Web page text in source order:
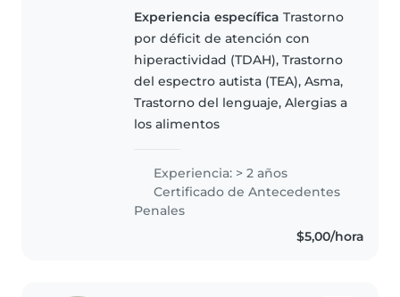
Como licenciada en Ciencias de
la Educación, he logrado
comprender profundamente las
etapas de la infancia y su
importancia..
Experiencia específica Trastorno
por déficit de atención con
hiperactividad (TDAH), Trastorno
del espectro autista (TEA), Asma,
Trastorno del lenguaje, Alergias a
los alimentos
Experiencia: > 2 años
Certificado de Antecedentes
Penales
$5,00/hora